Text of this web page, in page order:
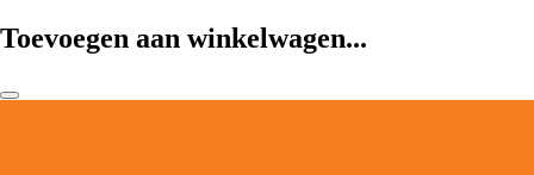
Toevoegen aan winkelwagen...